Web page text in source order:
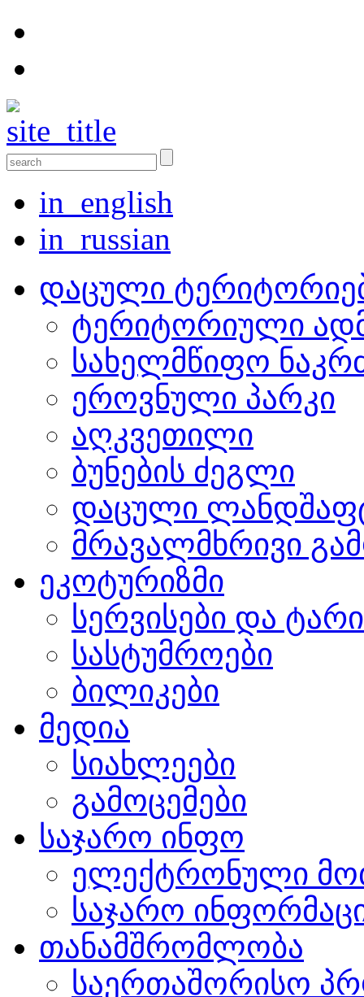
in_english
in_russian
დაცული
ტერიტორიული
სახელმწიფო
ეროვნული პარკი
აღკვეთილი
ბუნების ძეგლი
დაცული
მრავალმხრივი
ეკოტურიზმი
სერვისები და
სასტუმროები
ბილიკები
მედია
სიახლეები
გამოცემები
საჯარო ინფო
ელექტრონული
საჯარო
თანამშრომლობა
საერთაშორისო